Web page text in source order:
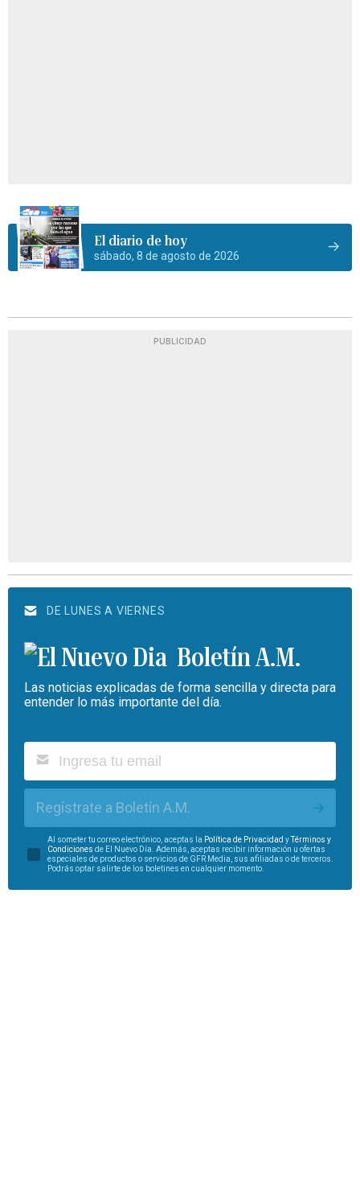
El diario de hoy
sábado, 8 de agosto de 2026
PUBLICIDAD
DE LUNES A VIERNES
Boletín A.M.
Las noticias explicadas de forma sencilla y directa para
entender lo más importante del día.
Regístrate a Boletín A.M.
Al someter tu correo electrónico, aceptas la Política de Privacidad yTérminos y
Condiciones de El Nuevo Día. Además, aceptas recibir información u ofertas
especiales de productos o servicios de GFR Media, sus afiliadas o de terceros.
Podrás optar salirte de los boletines en cualquier momento.